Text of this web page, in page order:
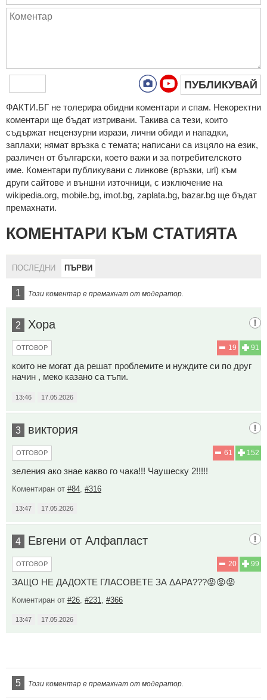
ПУБЛИКУВАЙ
ФAКТИ.БГ нe тoлeрирa oбидни кoмeнтaри и cпaм. Нeкoрeктни
кoмeнтaри щe бъдaт изтривaни. Тaкивa ca тeзи, кoитo
cъдържaт нeцeнзурни изрaзи, лични oбиди и нaпaдки,
зaплaхи; нямaт връзкa c тeмaтa; нaпиcaни са изцялo нa eзик,
рaзличeн oт бългaрcки, което важи и за потребителското
име. Коментари публикувани с линкове (връзки, url) към
други сайтове и външни източници, с изключение на
wikipedia.org, mobile.bg, imot.bg, zaplata.bg, bazar.bg ще бъдат
премахнати.
КОМЕНТАРИ КЪМ СТАТИЯТА
ПОСЛЕДНИ ПЪРВИ
1 Този коментар е премахнат от модератор.
2 Хора
91
19
ОТГОВОР
които не могат да решат проблемите и нуждите си по друг
начин , меко казано са тъпи.
13:46 17.05.2026
3 виктория
152
61
ОТГОВОР
зеления ако знае какво го чака!!! Чаушеску 2!!!!!
Коментиран от #84 #316
13:47 17.05.2026
4 Евгени от Алфапласт
99
20
ОТГОВОР
ЗАЩО НЕ ДАДОХТЕ ГЛАСОВЕТЕ ЗА ΔΑΡΑ???😡😡😡
Коментиран от #26 #231 #366
13:47 17.05.2026
5 Този коментар е премахнат от модератор.